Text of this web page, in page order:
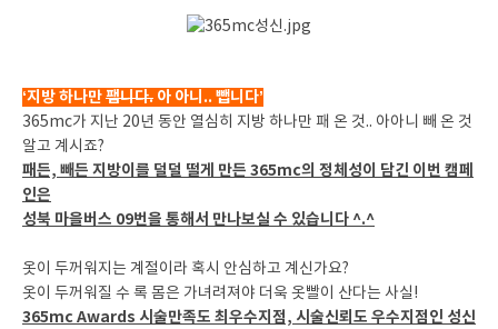
‘지방 하나만팹니다. 아 아니.. 뺍니다’
365mc가 지난 20년 동안 열심히 지방 하나만 패 온 것.. 아아니 빼 온 것
알고 계시죠?
패든, 빼든 지방이를 덜덜 떨게 만든 365mc의 정체성이 담긴 이번 캠페
인은
성북 마을버스 09번을 통해서 만나보실 수 있습니다 ^.^
옷이 두꺼워지는 계절이라 혹시 안심하고 계신가요?
옷이 두꺼워질 수 록 몸은 가녀려져야 더욱 옷빨이 산다는 사실!
365mc Awards 시술만족도 최우수지점, 시술신뢰도 우수지점인 성신